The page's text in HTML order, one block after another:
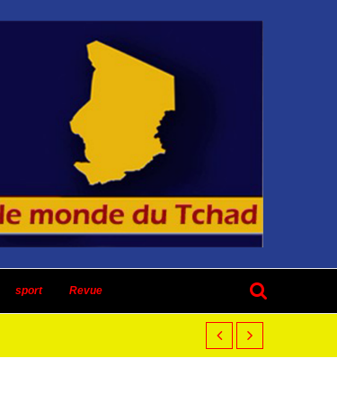
sport Revue